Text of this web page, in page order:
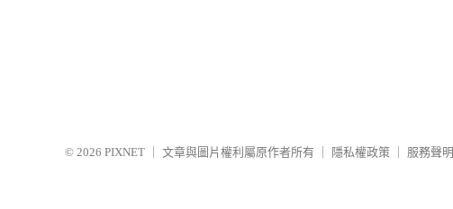
© 2026 PIXNET 文章與圖片權利屬原作者所有 隱私權政策 服務聲明